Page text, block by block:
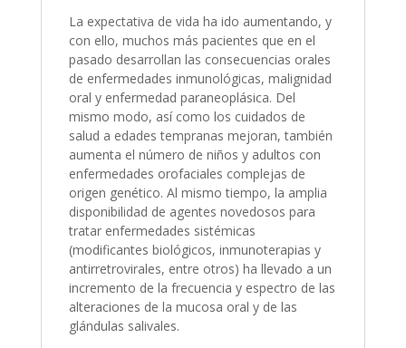
La expectativa de vida ha ido aumentando, y
con ello, muchos más pacientes que en el
pasado desarrollan las consecuencias orales
de enfermedades inmunológicas, malignidad
oral y enfermedad paraneoplásica. Del
mismo modo, así como los cuidados de
salud a edades tempranas mejoran, también
aumenta el número de niños y adultos con
enfermedades orofaciales complejas de
origen genético. Al mismo tiempo, la amplia
disponibilidad de agentes novedosos para
tratar enfermedades sistémicas
(modificantes biológicos, inmunoterapias y
antirretrovirales, entre otros) ha llevado a un
incremento de la frecuencia y espectro de las
alteraciones de la mucosa oral y de las
glándulas salivales.